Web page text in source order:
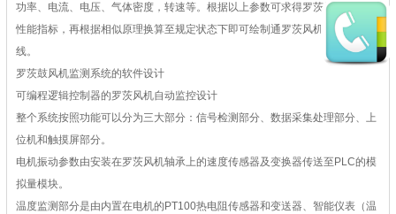
功率、电流、电压、气体密度，转速等。根据以上参数可求得罗茨风机的各项
性能指标，再根据相似原理换算至规定状态下即可绘制通罗茨风机的性能曲
线。
罗茨鼓风机监测系统的软件设计
可编程逻辑控制器的罗茨风机自动监控设计
整个系统按照功能可以分为三大部分：信号检测部分、数据采集处理部分、上
位机和触摸屏部分。
电机振动参数由安装在罗茨风机轴承上的速度传感器及变换器传送至PLC的模
拟量模块。
温度监测部分是由内置在电机的PT100热电阻传感器和变送器、智能仪表（温